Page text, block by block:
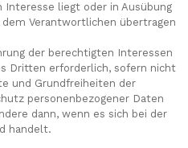
liegt oder in Ausübung
Verantwortlichen übertragen
der berechtigten Interessen
Dritten erforderlich, sofern nicht
und Grundfreiheiten der
personenbezogener Daten
dann, wenn es sich bei der
handelt.